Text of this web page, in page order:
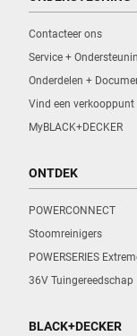
Contacteer ons
Service +
Onderdelen +
Vind een verkooppunt
MyBLACK+DECKER
ONTDEK
POWERCONNECT
Stoomreinigers
POWERSERIES
36V Tuingereedschap
BLACK+DECKER